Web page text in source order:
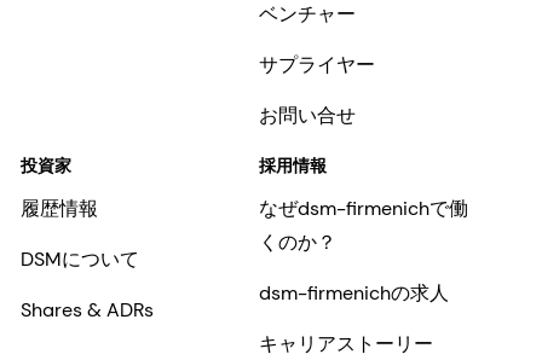
ベンチャー
サプライヤー
お問い合せ
投資家
履歴情報
DSMについて
Shares & ADRs
採用情報
なぜdsm-firmenichで働
くのか？
dsm-firmenichの求人
キャリアストーリー